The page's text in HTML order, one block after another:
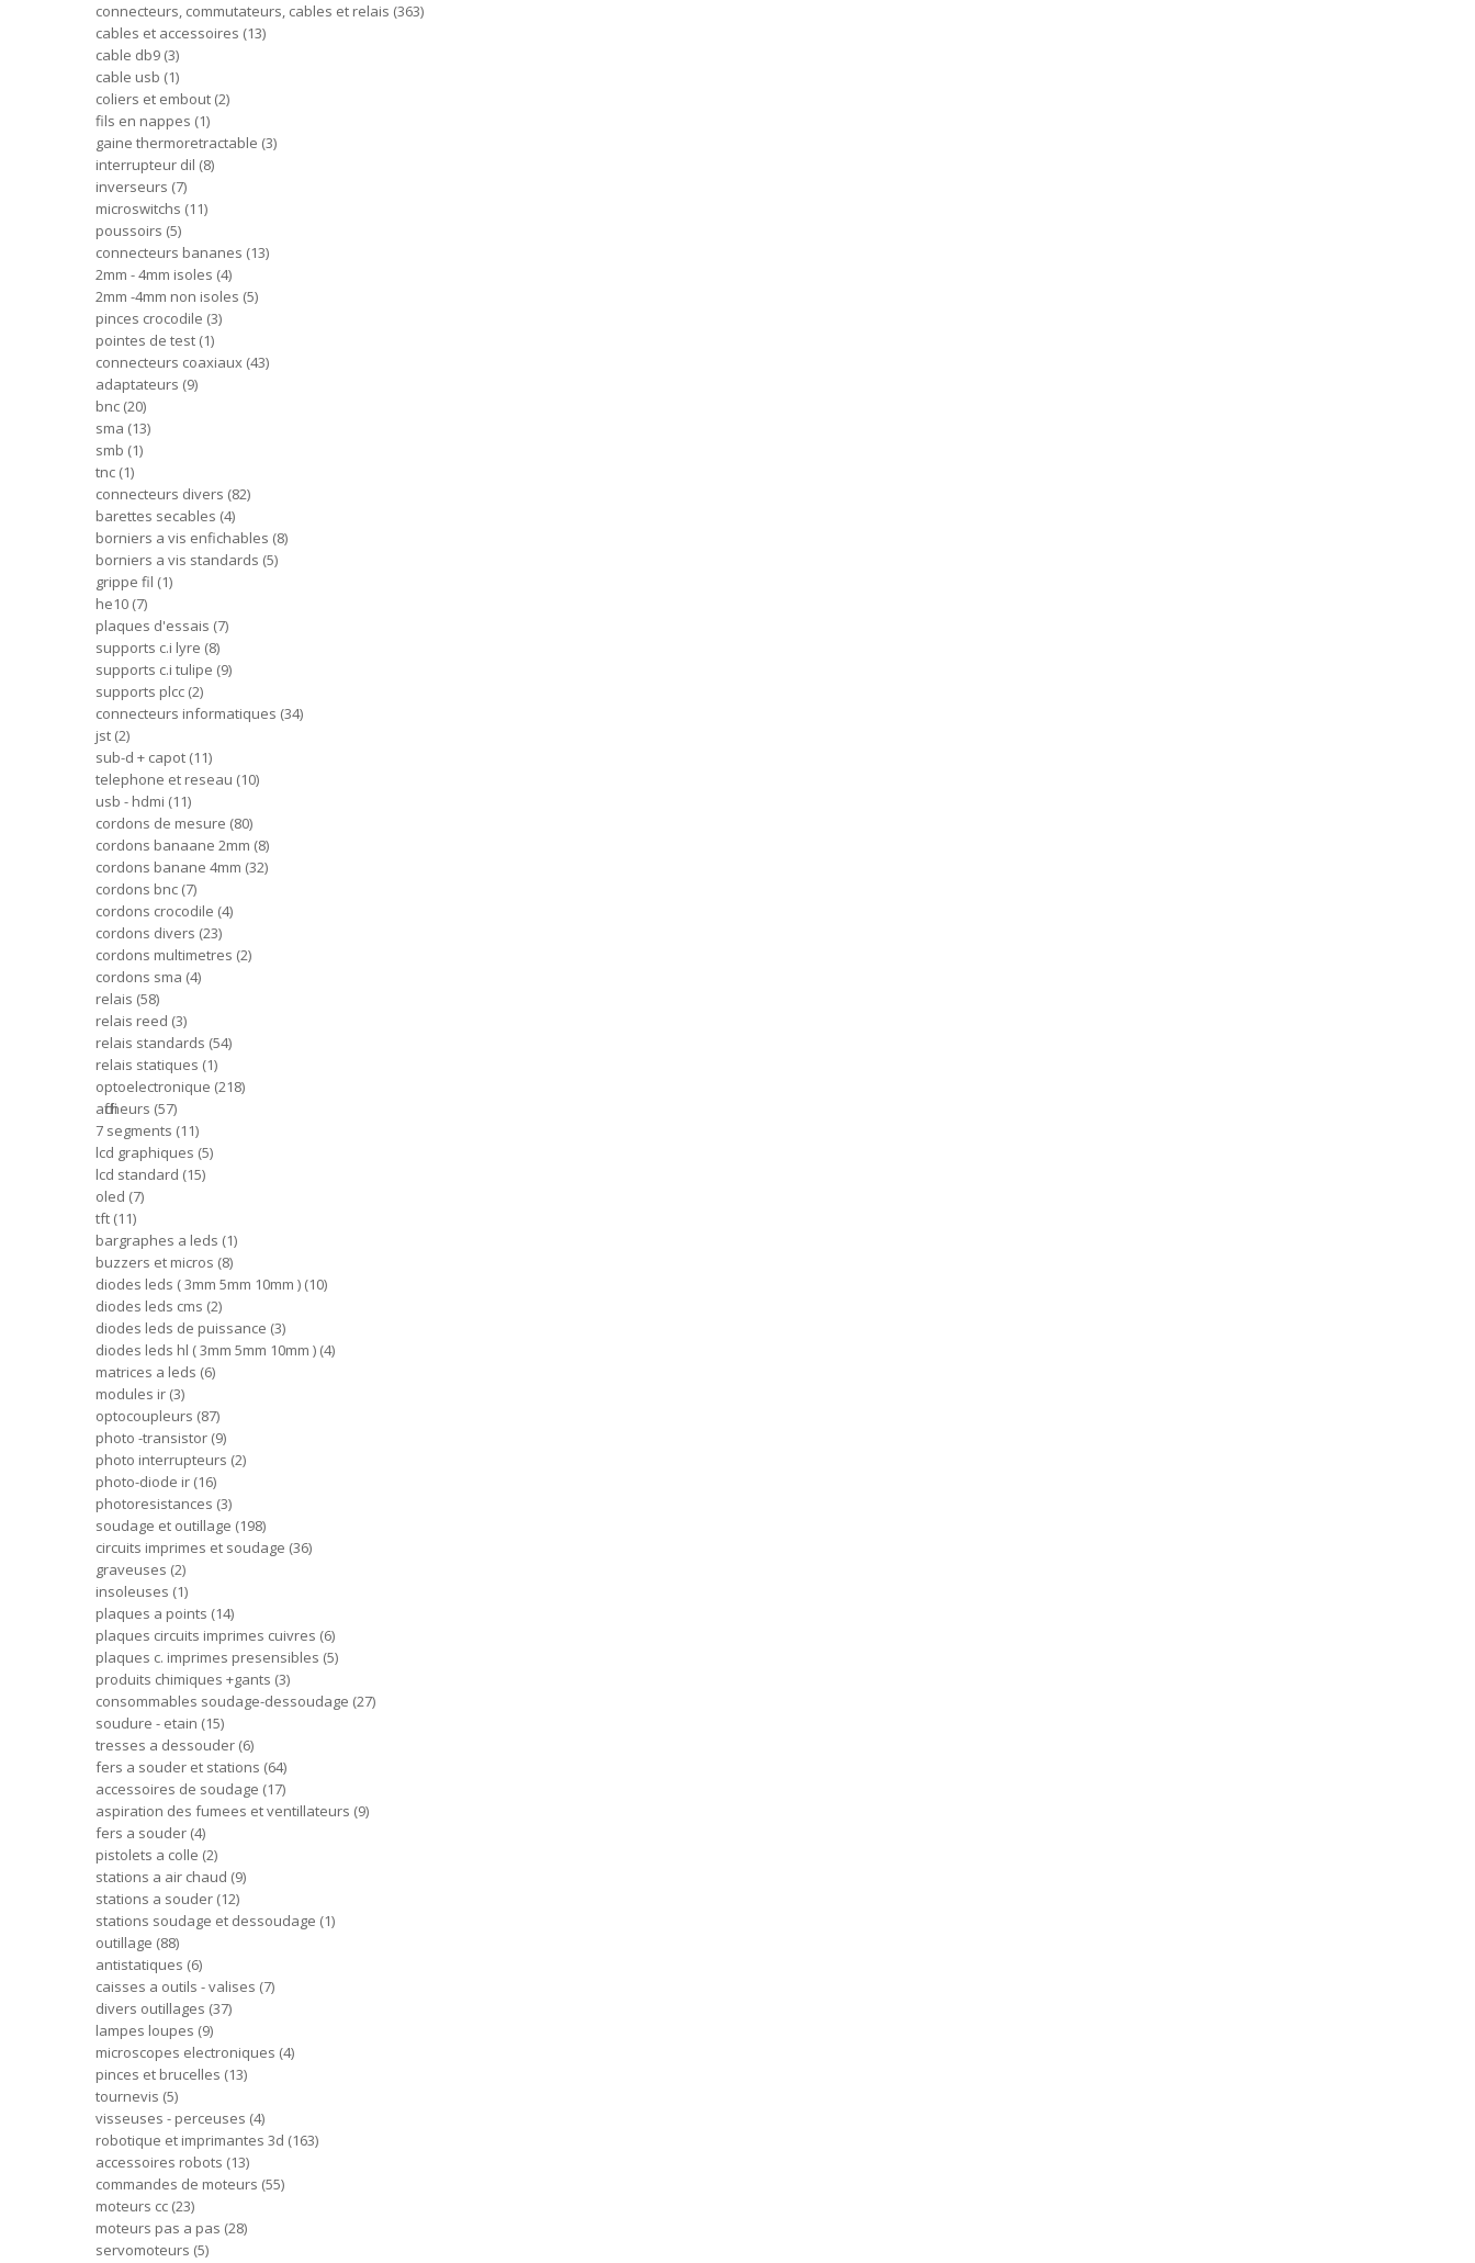
connecteurs, commutateurs, cables et relais 363
cables et accessoires 13
cable db9 3
cable usb 1
coliers et embout 2
fils en nappes 1
gaine thermoretractable 3
interrupteur dil 8
inverseurs 7
microswitchs 11
poussoirs 5
connecteurs bananes 13
2mm - 4mm isoles 4
2mm -4mm non isoles 5
pinces crocodile 3
pointes de test 1
connecteurs coaxiaux 43
adaptateurs 9
bnc 20
sma 13
smb 1
tnc 1
connecteurs divers 82
barettes secables 4
borniers a vis enfichables 8
borniers a vis standards 5
grippe fil 1
he10 7
plaques d'essais 7
supports c.i lyre 8
supports c.i tulipe 9
supports plcc 2
connecteurs informatiques 34
jst 2
sub-d + capot 11
telephone et reseau 10
usb - hdmi 11
cordons de mesure 80
cordons banaane 2mm 8
cordons banane 4mm 32
cordons bnc 7
cordons crocodile 4
cordons divers 23
cordons multimetres 2
cordons sma 4
relais 58
relais reed 3
relais standards 54
relais statiques 1
optoelectronique 218
afficheurs 57
7 segments 11
lcd graphiques 5
lcd standard 15
oled 7
tft 11
bargraphes a leds 1
buzzers et micros 8
diodes leds ( 3mm 5mm 10mm ) 10
diodes leds cms 2
diodes leds de puissance 3
diodes leds hl ( 3mm 5mm 10mm ) 4
matrices a leds 6
modules ir 3
optocoupleurs 87
photo -transistor 9
photo interrupteurs 2
photo-diode ir 16
photoresistances 3
soudage et outillage 198
circuits imprimes et soudage 36
graveuses 2
insoleuses 1
plaques a points 14
plaques circuits imprimes cuivres 6
plaques c. imprimes presensibles 5
produits chimiques +gants 3
consommables soudage-dessoudage 27
soudure - etain 15
tresses a dessouder 6
fers a souder et stations 64
accessoires de soudage 17
aspiration des fumees et ventillateurs 9
fers a souder 4
pistolets a colle 2
stations a air chaud 9
stations a souder 12
stations soudage et dessoudage 1
outillage 88
antistatiques 6
caisses a outils - valises 7
divers outillages 37
lampes loupes 9
microscopes electroniques 4
pinces et brucelles 13
tournevis 5
visseuses - perceuses 4
robotique et imprimantes 3d 163
accessoires robots 13
commandes de moteurs 55
moteurs cc 23
moteurs pas a pas 28
servomoteurs 5